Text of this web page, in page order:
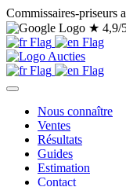
Commissaires-priseurs
★ 4,9/
Nous connaître
Ventes
Résultats
Guides
Estimation
Contact